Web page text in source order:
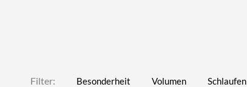
Filter: Besonderheit Volumen Schlaufen